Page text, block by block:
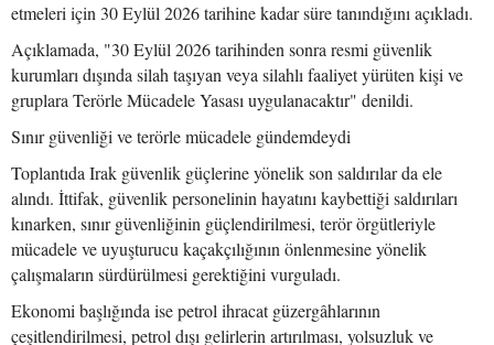
etmeleri için 30 Eylül 2026 tarihine kadar süre tanındığını açıkladı.
Açıklamada, "30 Eylül 2026 tarihinden sonra resmi güvenlik
kurumları dışında silah taşıyan veya silahlı faaliyet yürüten kişi ve
gruplara Terörle Mücadele Yasası uygulanacaktır" denildi.
Sınır güvenliği ve terörle mücadele gündemdeydi
Toplantıda Irak güvenlik güçlerine yönelik son saldırılar da ele
alındı. İttifak, güvenlik personelinin hayatını kaybettiği saldırıları
kınarken, sınır güvenliğinin güçlendirilmesi, terör örgütleriyle
mücadele ve uyuşturucu kaçakçılığının önlenmesine yönelik
çalışmaların sürdürülmesi gerektiğini vurguladı.
Ekonomi başlığında ise petrol ihracat güzergâhlarının
çeşitlendirilmesi, petrol dışı gelirlerin artırılması, yolsuzluk ve